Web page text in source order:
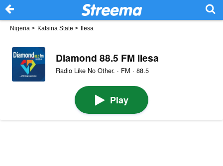
Nigeria > Katsina State > Ilesa
Diamond 88.5 FM Ilesa
Radio Like No Other. · FM · 88.5
Play